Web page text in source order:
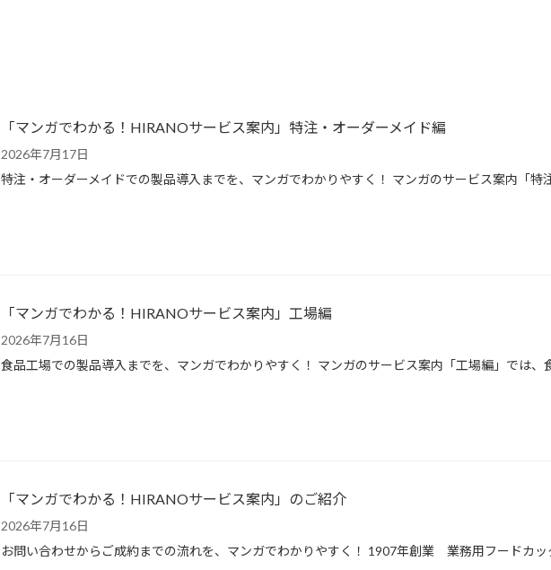
「マンガでわかる！HIRANOサービス案内」特注・オーダーメイド編
2026年7月17日
特注・オーダーメイドでの製品導入までを、マンガでわかりやすく！ マンガのサービス案内「
「マンガでわかる！HIRANOサービス案内」工場編
2026年7月16日
食品工場での製品導入までを、マンガでわかりやすく！ マンガのサービス案内「工場編」では
「マンガでわかる！HIRANOサービス案内」のご紹介
2026年7月16日
お問い合わせからご成約までの流れを、マンガでわかりやすく！ 1907年創業 業務用フードカ